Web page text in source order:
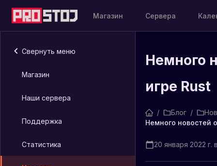
Магазин Сервера
Свернуть меню
Магазин
Наши сервера
Поддержка
Статистика
Немного
игре Rust
/ Блог /
Немного новостей
20 января 2022 г.